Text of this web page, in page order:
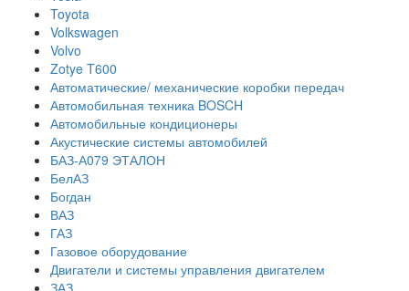
Toyota
Volkswagen
Volvo
Zotye T600
Автоматические/ механические коробки передач
Автомобильная техника BOSCH
Автомобильные кондиционеры
Акустические системы автомобилей
БАЗ-А079 ЭТАЛОН
БелАЗ
Богдан
ВАЗ
ГАЗ
Газовое оборудование
Двигатели и системы управления двигателем
ЗАЗ